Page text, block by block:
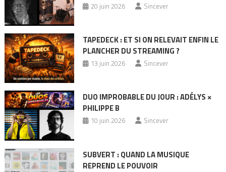
20 juin 2026 Sincever
TAPEDECK : ET SI ON RELEVAIT ENFIN LE
PLANCHER DU STREAMING ?
13 juin 2026 Sincever
DUO IMPROBABLE DU JOUR : ADÉLYS ×
PHILIPPE B
10 juin 2026 Sincever
SUBVERT : QUAND LA MUSIQUE
REPREND LE POUVOIR